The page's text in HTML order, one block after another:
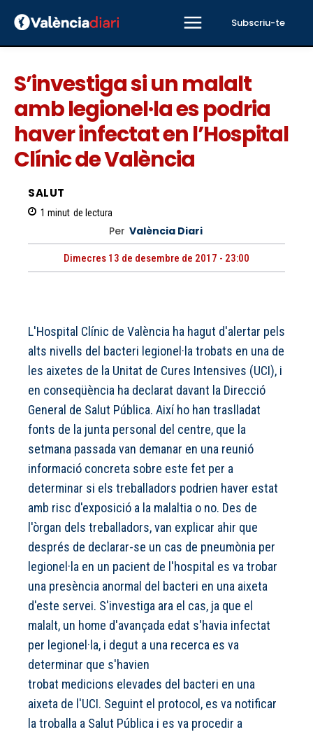
Subscriu-te
S’investiga si un malalt
amb legionel·la es podria
haver infectat en l’Hospital
Clínic de València
SALUT
1 minut de lectura
Per València Diari
Dimecres 13 de desembre de 2017 - 23:00
L'Hospital Clínic de València ha hagut d'alertar pels
alts nivells del bacteri legionel·la trobats en una de
les aixetes de la Unitat de Cures Intensives (UCI), i
en conseqüència ha declarat davant la Direcció
General de Salut Pública. Així ho han traslladat
fonts de la junta personal del centre, que la
setmana passada van demanar en una reunió
informació concreta sobre este fet per a
determinar si els treballadors podrien haver estat
amb risc d'exposició a la malaltia o no. Des de
l'òrgan dels treballadors, van explicar ahir que
després de declarar-se un cas de pneumònia per
legionel·la en un pacient de l'hospital es va trobar
una presència anormal del bacteri en una aixeta
d'este servei. S'investiga ara el cas, ja que el
malalt, un home d'avançada edat s'havia infectat
per legionel·la, i degut a una recerca es va
determinar que s'havien
trobat medicions elevades del bacteri en una
aixeta de l'UCI. Seguint el protocol, es va notificar
la troballa a Salut Pública i es va procedir a